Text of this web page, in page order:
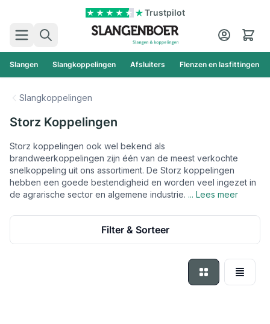
Trustpilot
Zoek
Cart
Slangen Slangkoppelingen Afsluiters Flenzen en lasfittingen
Slangkoppelingen
Storz Koppelingen
Storz koppelingen ook wel bekend als
brandweerkoppelingen zijn één van de meest verkochte
snelkoppeling uit ons assortiment. De Storz koppelingen
hebben een goede bestendigheid en worden veel ingezet in
de agrarische sector en algemene industrie. ... Lees meer
Filter & Sorteer
Foto-tabelLijst